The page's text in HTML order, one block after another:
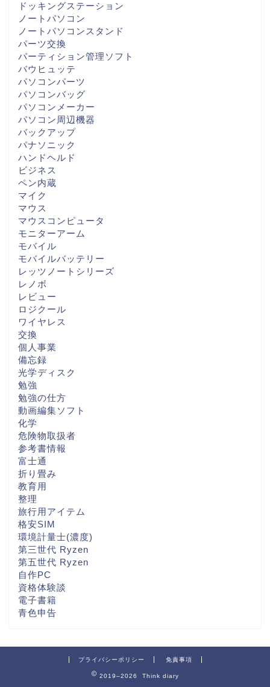
ドッキングステーション
ノートパソコン
ノートパソコンスタンド
パーツ交換
パーティション管理ソフト
バウヒュッテ
パソコンパーツ
パソコンバッグ
パソコンメーカー
パソコン周辺機器
バックアップ
パナソニック
ハンドヘルド
ビジネス
ペン内蔵
マイク
マウス
マウスコンピュータ
モニターアーム
モバイル
モバイルバッテリー
レッツノートシリーズ
レノボ
レビュー
ロジクール
ワイヤレス
交換
個人事業
備忘録
光学ディスク
勉強
勉強の仕方
動画編集ソフト
化学
危険物取扱者
参考書情報
富士通
折り畳み
教育用
整理
旅行用アイテム
格安SIM
環境計量士(濃度)
第三世代 Ryzen
第五世代 Ryzen
自作PC
資格体験談
電子書籍
青色申告
プライバシーポリシー 免責事項
2019–2026 Think diary